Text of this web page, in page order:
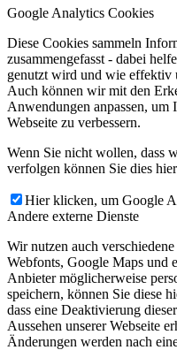
Google Analytics Cookies
Diese Cookies sammeln
zusammengefasst - dabei
genutzt wird und wie effektiv
Auch können wir mit den
Anwendungen anpassen, um
Webseite zu verbessern.
Wenn Sie nicht wollen, dass
verfolgen können Sie dies
Hier klicken, um Google
Andere externe Dienste
Wir nutzen auch
Webfonts, Google Maps und
Anbieter möglicherweise
speichern, können Sie diese
dass eine Deaktivierung
Aussehen unserer Webseite
Änderungen werden nach